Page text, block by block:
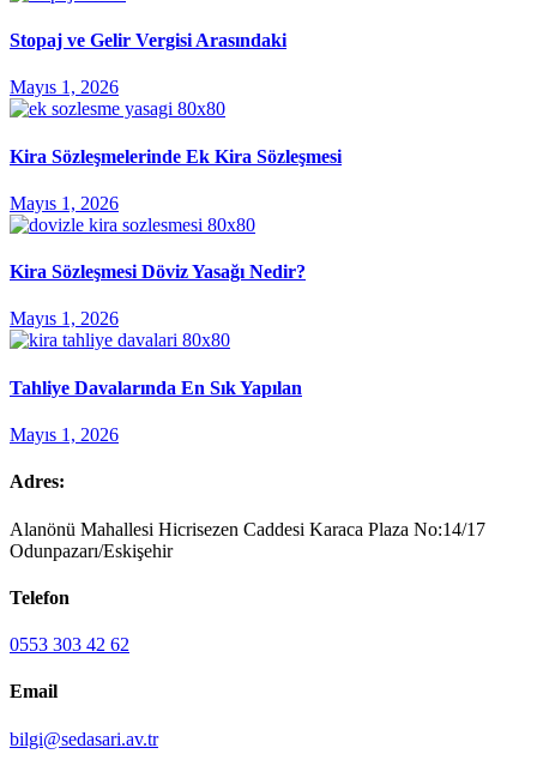
Stopaj ve Gelir Vergisi Arasındaki
Mayıs 1, 2026
Kira Sözleşmelerinde Ek Kira Sözleşmesi
Mayıs 1, 2026
Kira Sözleşmesi Döviz Yasağı Nedir?
Mayıs 1, 2026
Tahliye Davalarında En Sık Yapılan
Mayıs 1, 2026
Adres:
Alanönü Mahallesi Hicrisezen Caddesi Karaca Plaza No:14/17
Odunpazarı/Eskişehir
Telefon
0553 303 42 62
Email
bilgi@sedasari.av.tr